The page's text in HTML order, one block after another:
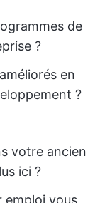
de
?
en
?
votre ancien
ici ?
emploi vous